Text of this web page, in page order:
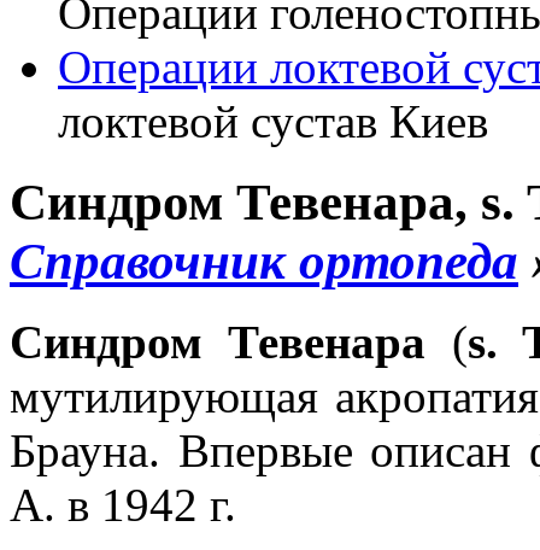
Операции
Операции локтевой
локтевой сустав Киев
Cиндром Тевенара, s.
Справочник ортопеда
Cиндром Тевенара (s.
мутилирующая
Брауна. Впервые описан
А. в 1942 г.